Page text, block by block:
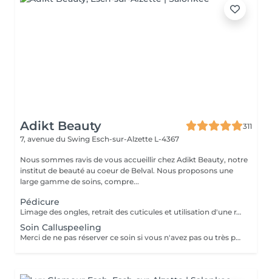
Adikt Beauty
311
7, avenue du Swing Esch-sur-Alzette L-4367
Nous sommes ravis de vous accueillir chez Adikt Beauty, notre
institut de beauté au coeur de Belval. Nous proposons une
large gamme de soins, compre...
Pédicure
Limage des ongles, retrait des cuticules et utilisation d'une râpe spécifique pour éliminer les callosités
Soin Calluspeeling
Merci de ne pas réserver ce soin si vous n'avez pas ou très peu de callosités !!! Limage des ongles, retrait des cuticules, application du soin Calluspeeling qui va éliminer les callosités afin de retrouver des pieds lisses, doux et hydratés. Contre-indications : coupures, ampoules, hyperhidrose, peau irritée, diabète, grossesse (se diriger vers la pédicure)